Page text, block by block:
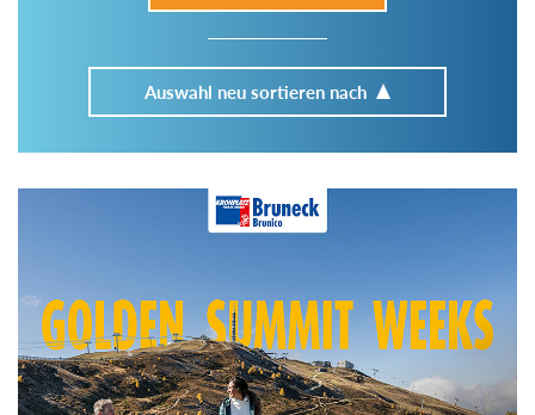
Auswahl neu sortieren nach
Im Tourenarchiv suchen
Region: